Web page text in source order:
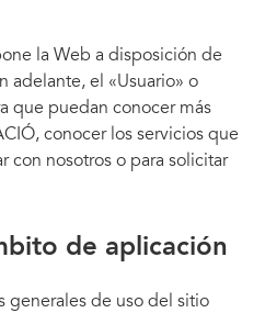
la Web a disposición de
adelante, el «Usuario» o
que puedan conocer más
conocer los servicios que
con nosotros o para solicitar
de aplicación
generales de uso del sitio